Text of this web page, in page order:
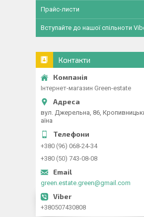
Прайс-листи
Вступайте до нашої спільноти
Контакти
Інтернет-магазин Green-estate
вул. Джерельна, 86,
аїна
+380 (96) 068-24-34
+380 (50) 743-08-08
green.estate.green@gmail.com
+380507430808